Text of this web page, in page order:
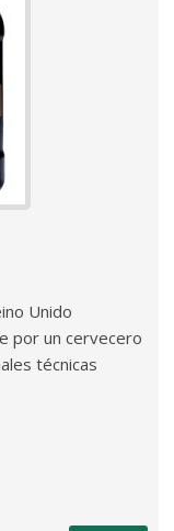
Unido
por un cervecero
técnicas